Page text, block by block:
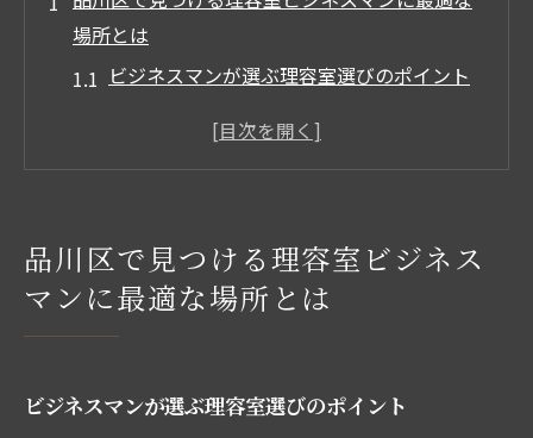
場所とは
ビジネスマンが選ぶ理容室選びのポイント
品川区の理容室で受けられる特別なサービ
プロフェッショナルなスタッフによるスタ
イリング
品川区の理容室で得られるリフレッシュ効
ビジネスマンに人気のヘアスタイルとは
品川区で見つける理容室ビジネス
マンに最適な場所とは
ビジネスマンが選ぶ理容室選びのポイント